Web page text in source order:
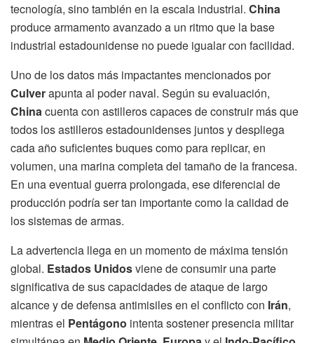
tecnología, sino también en la escala industrial. China
produce armamento avanzado a un ritmo que la base
industrial estadounidense no puede igualar con facilidad.
Uno de los datos más impactantes mencionados por
Culverapunta al poder naval. Según su evaluación,
Chinacuenta con astilleros capaces de construir más que
todos los astilleros estadounidenses juntos y despliega
cada año suficientes buques como para replicar, en
volumen, una marina completa del tamaño de la francesa.
En una eventual guerra prolongada, ese diferencial de
producción podría ser tan importante como la calidad de
los sistemas de armas.
La advertencia llega en un momento de máxima tensión
global. Estados Unidosviene de consumir una parte
significativa de sus capacidades de ataque de largo
alcance y de defensa antimisiles en el conflicto con Irán,
mientras el Pentágono intenta sostener presencia militar